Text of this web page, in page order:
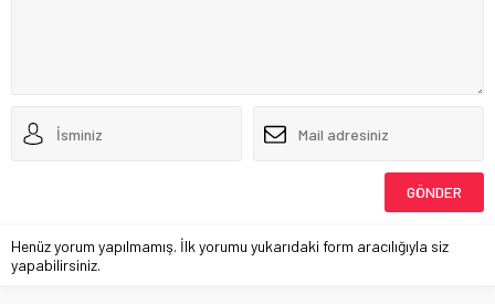
Henüz yorum yapılmamış. İlk yorumu yukarıdaki form aracılığıyla siz
yapabilirsiniz.